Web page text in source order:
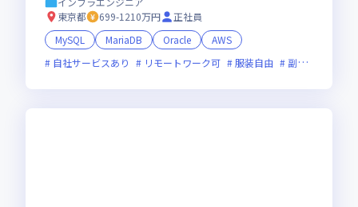
東京都
699-1210万円
正社員
MySQL
MariaDB Oracle
AWS
自社サービスあり
リモートワーク可 服装自由 副業可